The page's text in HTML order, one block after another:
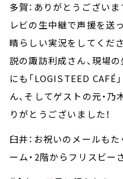
多賀：ありがとうござい
レビの生中継で声援を送
晴らしい実況をしてくだ
説の諏訪利成さん、現場
にも「LOGISTEED CAFÉ
ん、そしてゲストの元・
りがとうございました！
臼井：お祝いのメールも
ーム・2階からフリスビー